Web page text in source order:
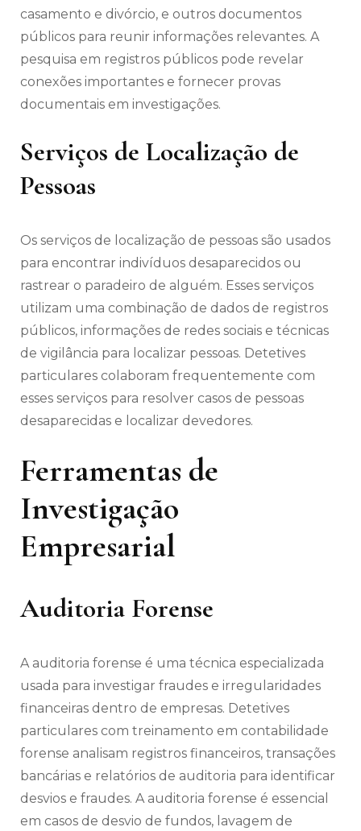
casamento e divórcio, e outros documentos
públicos para reunir informações relevantes. A
pesquisa em registros públicos pode revelar
conexões importantes e fornecer provas
documentais em investigações.
Serviços de Localização de
Pessoas
Os serviços de localização de pessoas são usados
para encontrar indivíduos desaparecidos ou
rastrear o paradeiro de alguém. Esses serviços
utilizam uma combinação de dados de registros
públicos, informações de redes sociais e técnicas
de vigilância para localizar pessoas. Detetives
particulares colaboram frequentemente com
esses serviços para resolver casos de pessoas
desaparecidas e localizar devedores.
Ferramentas de
Investigação
Empresarial
Auditoria Forense
A auditoria forense é uma técnica especializada
usada para investigar fraudes e irregularidades
financeiras dentro de empresas. Detetives
particulares com treinamento em contabilidade
forense analisam registros financeiros, transações
bancárias e relatórios de auditoria para identificar
desvios e fraudes. A auditoria forense é essencial
em casos de desvio de fundos, lavagem de